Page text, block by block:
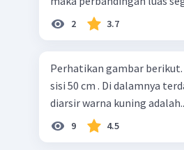
2 3.7
Perhatikan gambar berikut. ABCD merupakan persegi dengan panjang
sisi 50 cm . Di dalamnya
diarsir warna kuning
9 4.5